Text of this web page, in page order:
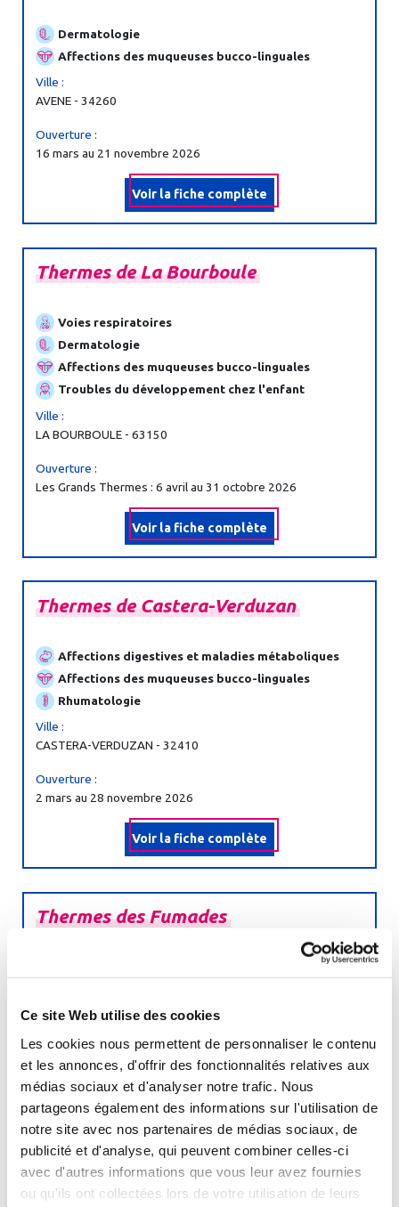
Ce site Web utilise des cookies
Les cookies nous permettent de personnaliser le contenu
et les annonces, d'offrir des fonctionnalités relatives aux
médias sociaux et d'analyser notre trafic. Nous
partageons également des informations sur l'utilisation de
notre site avec nos partenaires de médias sociaux, de
publicité et d'analyse, qui peuvent combiner celles-ci
avec d'autres informations que vous leur avez fournies
ou qu'ils ont collectées lors de votre utilisation de leurs
Dermatologie
Affections des muqueuses bucco-linguales
Ville :
AVENE - 34260
Ouverture :
16 mars au 21 novembre 2026
Voir la fiche complète
ThermesdeLaBourboule
Voies respiratoires
Dermatologie
Affections des muqueuses bucco-linguales
Troubles du développement chez l'enfant
Ville :
LA BOURBOULE - 63150
Ouverture :
Les Grands Thermes : 6 avril au 31 octobre 2026
Voir la fiche complète
ThermesdeCastera-Verduzan
Affections digestives et maladies métaboliques
Affections des muqueuses bucco-linguales
Rhumatologie
Ville :
CASTERA-VERDUZAN - 32410
Ouverture :
2 mars au 28 novembre 2026
Voir la fiche complète
ThermesdesFumades
Dermatologie
Ville :
ALLEGRE-LES-FUMADES - 30500
Ouverture :
2 mars au 28 novembre 2026
Voir la fiche complète